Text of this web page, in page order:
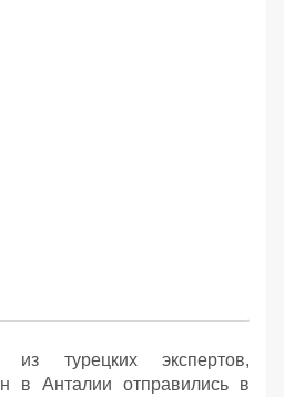
турецких экспертов,
в Анталии отправились в